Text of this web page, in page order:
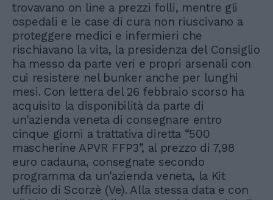
trovavano on line a prezzi folli, mentre gli
ospedali e le case di cura non riuscivano a
proteggere medici e infermieri che
rischiavano la vita, la presidenza del Consiglio
ha messo da parte veri e propri arsenali con
cui resistere nel bunker anche per lunghi
mesi. Con lettera del 26 febbraio scorso ha
acquisito la disponibilità da parte di
un'azienda veneta di consegnare entro
cinque giorni a trattativa diretta “500
mascherine APVR FFP3”, al prezzo di 7,98
euro cadauna, consegnate secondo
programma da un'azienda veneta, la Kit
ufficio di Scorzè (Ve). Alla stessa data e con